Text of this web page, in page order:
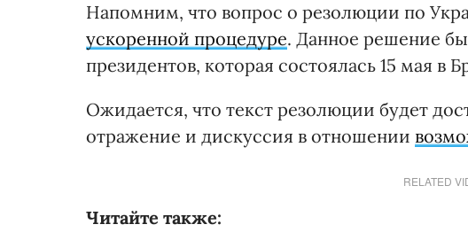
Напомним, что вопрос о резолюции по
ускоренной процедуре. Данное решение
президентов, которая состоялась 15 мая в
Ожидается, что текст резолюции будет
отражение и дискуссия в отношении
RELATED
Читайте также: